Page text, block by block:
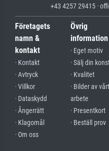
+43 4257 29415 ·
Företagets
namn &
kontakt
· Kontakt
· Avtryck
· Villkor
· Dataskydd
· Ångerrätt
· Klagomål
· Om oss
Övrig
information
· Eget motiv
· Sälj din
· Kvalitet
· Bilder av vårt
arbete
· Presentkort
· Beställ prov